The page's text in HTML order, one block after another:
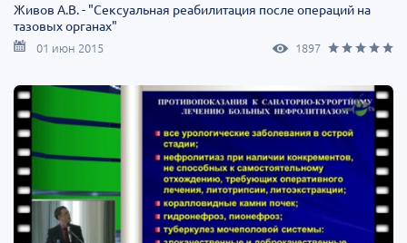
Живов А.В. - "Сексуальная реабилитация после операций на
тазовых органах"
01 июн 2015 1897